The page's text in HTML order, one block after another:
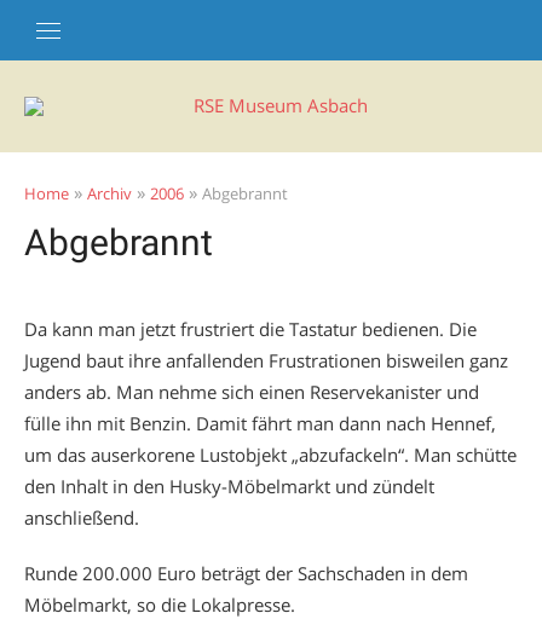
Home » Archiv » 2006 » Abgebrannt
Abgebrannt
Da kann man jetzt frustriert die Tastatur bedienen. Die
Jugend baut ihre anfallenden Frustrationen bisweilen ganz
anders ab. Man nehme sich einen Reservekanister und
fülle ihn mit Benzin. Damit fährt man dann nach Hennef,
um das auserkorene Lustobjekt „abzufackeln“. Man schütte
den Inhalt in den Husky-Möbelmarkt und zündelt
anschließend.
Runde 200.000 Euro beträgt der Sachschaden in dem
Möbelmarkt, so die Lokalpresse.